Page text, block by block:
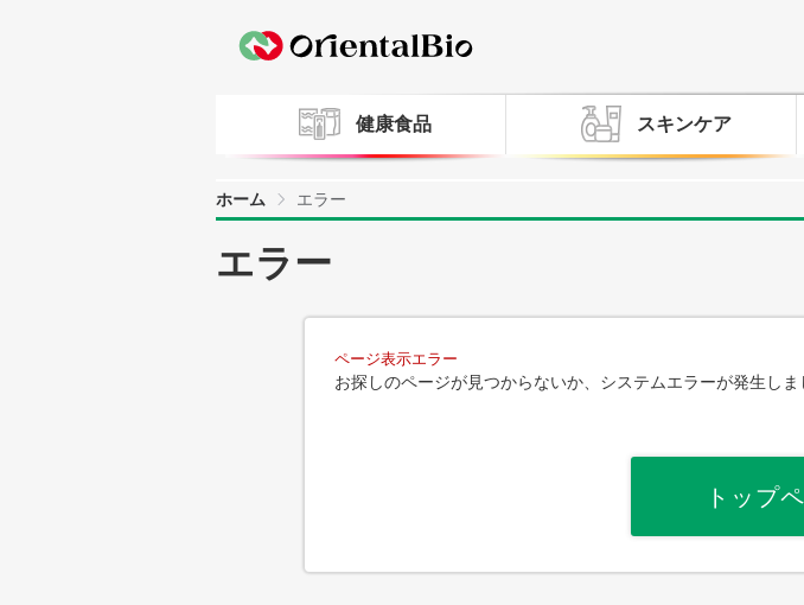
健康食品 スキンケア
ホーム エラー
エラー
ページ表示エラー
お探しのページが見つからないか、システムエラーが発生しま
トップ